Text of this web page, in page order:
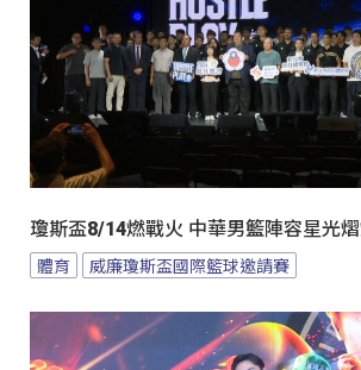
瓊斯盃8/14燃戰火 中華男籃陣容星光
體育 威廉瓊斯盃國際籃球邀請賽